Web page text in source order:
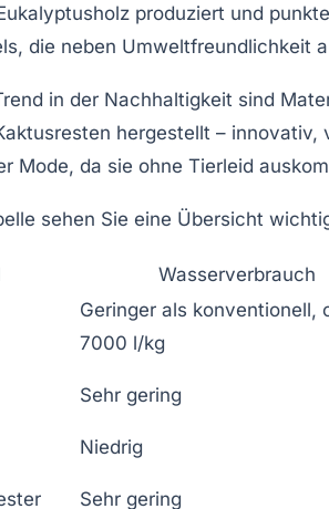
produziert und
die neben Umweltfreundlichkeit
in der Nachhaltigkeit sind
hergestellt –
Mode, da sie ohne Tierleid
sehen Sie eine Übersicht
Wasserverbrauch
Geringer als konventionell,
7000 l/kg
Sehr gering
Niedrig
Sehr gering